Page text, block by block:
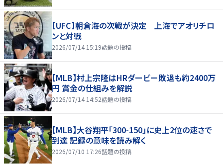
【UFC】朝倉海の次戦が決定 上海でアオリチロ
ンと対戦
2026/07/14 15:19話題の投稿
【MLB】村上宗隆はHRダービー敗退も約2400万
円 賞金の仕組みを解説
2026/07/14 14:52話題の投稿
【MLB】大谷翔平「300-150」に史上2位の速さで
到達 記録の意味を読み解く
2026/07/10 17:26話題の投稿